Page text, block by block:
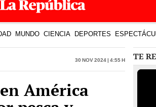
MUNDO CIENCIA DEPORTES
30 Nov 2024 | 4:55 h
América
TE